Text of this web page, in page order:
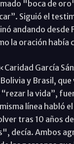
"boca de
Siguió el
andando desde
la oración había
García
y Brasil, que
la vida”,
línea habló
tras 10 años de
decía. Ambos